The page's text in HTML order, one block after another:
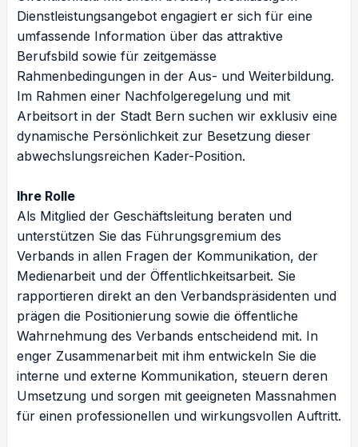
Dienstleistungsangebot engagiert er sich für eine
umfassende Information über das attraktive
Berufsbild sowie für zeitgemässe
Rahmenbedingungen in der Aus- und Weiterbildung.
Im Rahmen einer Nachfolgeregelung und mit
Arbeitsort in der Stadt Bern suchen wir exklusiv eine
dynamische Persönlichkeit zur Besetzung dieser
abwechslungsreichen Kader-Position.
Ihre Rolle
Als Mitglied der Geschäftsleitung beraten und
unterstützen Sie das Führungsgremium des
Verbands in allen Fragen der Kommunikation, der
Medienarbeit und der Öffentlichkeitsarbeit. Sie
rapportieren direkt an den Verbandspräsidenten und
prägen die Positionierung sowie die öffentliche
Wahrnehmung des Verbands entscheidend mit. In
enger Zusammenarbeit mit ihm entwickeln Sie die
interne und externe Kommunikation, steuern deren
Umsetzung und sorgen mit geeigneten Massnahmen
für einen professionellen und wirkungsvollen Auftritt.